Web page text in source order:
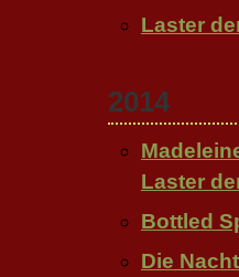
Laster
2014
Laster
Bottled
Die